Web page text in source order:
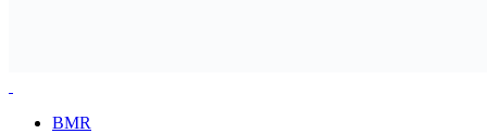
BMR